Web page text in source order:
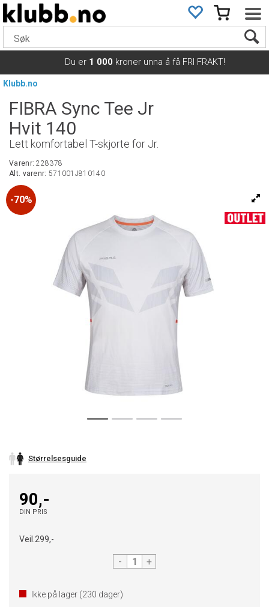
Du er 1 000 kroner unna å få FRI FRAKT!
Klubb.no
FIBRA Sync Tee Jr
Hvit 140
Lett komfortabel T-skjorte for Jr.
Varenr:228378
Alt. varenr: 571001J810140
70%
Størrelsesguide
90,-
DIN PRIS
Veil. 299,-
- +
Ikke på lager (230 dager)